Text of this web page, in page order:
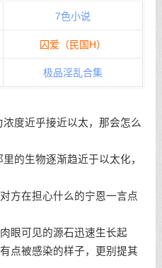
7色小说
囚爱（民国H）
极品淫乱合集
度近乎接近以太，那会怎么
的生物逐渐趋近于以太化，
方在担心什么的宁恩一言点
眼可见的源石迅速生长起
点被感染的样子，更别提其